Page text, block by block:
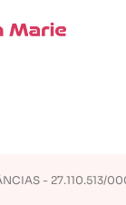
- 27.110.513/